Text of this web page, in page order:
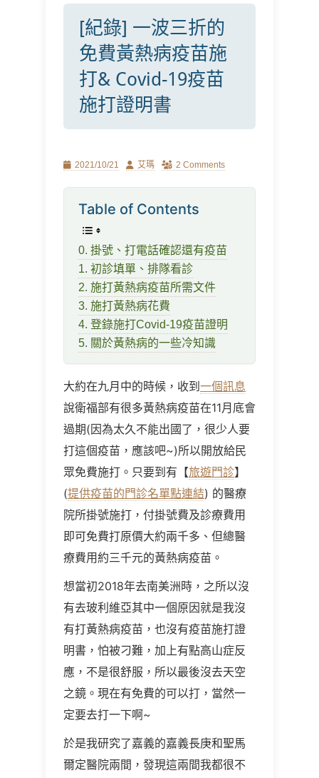
[紀錄] 一波三折的
免費黃熱病疫苗施
打& Covid-19疫苗
施打證明書
Posted2021/10/21 Author
艾瑪 2 Comments
Table of Contents
0. 掛號、打電話確認還有疫苗
1. 初診填單、排隊看診
2. 施打黃熱病疫苗所需文件
3. 施打黃熱病花費
4. 登錄施打Covid-19疫苗證明
5. 關於黃熱病的一些冷知識
大約在九月中的時候，收到 一個訊息
說衛福部有很多黃熱病疫苗在11月底會
過期(因為太久不能出國了，很少人要
打這個疫苗，應該吧~)所以開放給民
眾免費施打。只要到有【旅遊門診】
(提供疫苗的門診名單點連結) 的醫療
院所掛號施打，付掛號費及診療費用
即可免費打原價大約兩千多、但總醫
療費用約三千元的黃熱病疫苗。
想當初2018年去南美洲時，之所以沒
有去玻利維亞其中一個原因就是我沒
有打黃熱病疫苗，也沒有疫苗施打證
明書，怕被刁難，加上有點高山症反
應，不是很舒服，所以最後沒去天空
之鏡。現在有免費的可以打，當然一
定要去打一下啊~
於是我研究了嘉義的嘉義長庚和聖馬
爾定醫院兩間，發現這兩間我都很不